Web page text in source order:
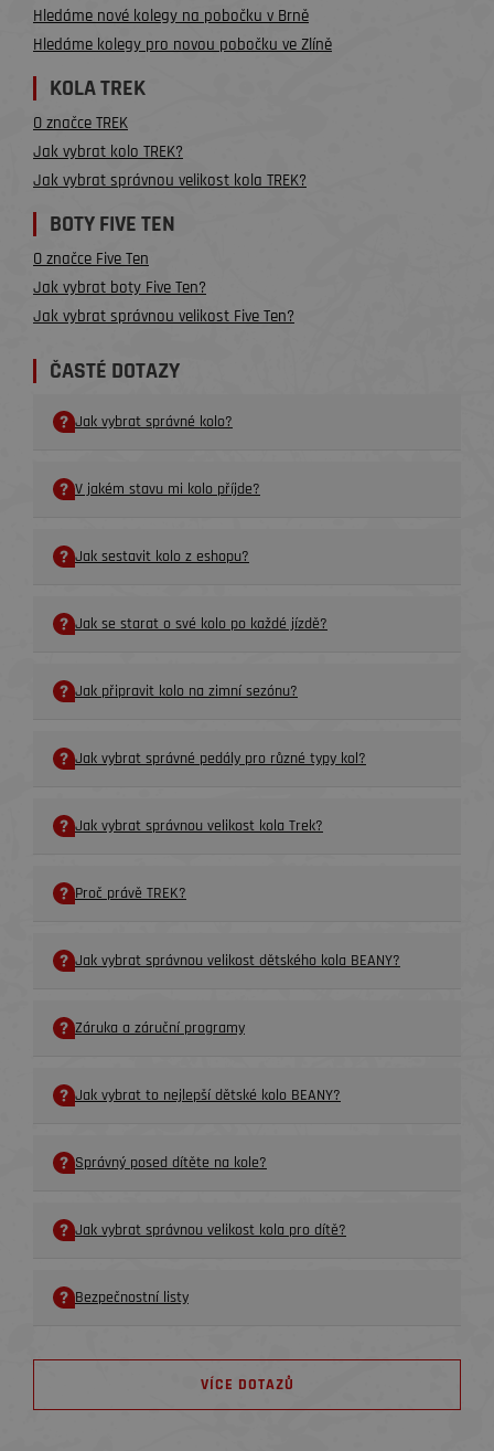
Hledáme nové kolegy na pobočku v Brně
Hledáme kolegy pro novou pobočku ve Zlíně
KOLA TREK
O značce TREK
Jak vybrat kolo TREK?
Jak vybrat správnou velikost kola TREK?
BOTY FIVE TEN
O značce Five Ten
Jak vybrat boty Five Ten?
Jak vybrat správnou velikost Five Ten?
ČASTÉ DOTAZY
Jak vybrat správné kolo?
V jakém stavu mi kolo příjde?
Jak sestavit kolo z eshopu?
Jak se starat o své kolo po každé jízdě?
Jak připravit kolo na zimní sezónu?
Jak vybrat správné pedály pro různé typy kol?
Jak vybrat správnou velikost kola Trek?
Proč právě TREK?
Jak vybrat správnou velikost dětského kola BEANY?
Záruka a záruční programy
Jak vybrat to nejlepší dětské kolo BEANY?
Správný posed dítěte na kole?
Jak vybrat správnou velikost kola pro dítě?
Bezpečnostní listy
VÍCE DOTAZŮ